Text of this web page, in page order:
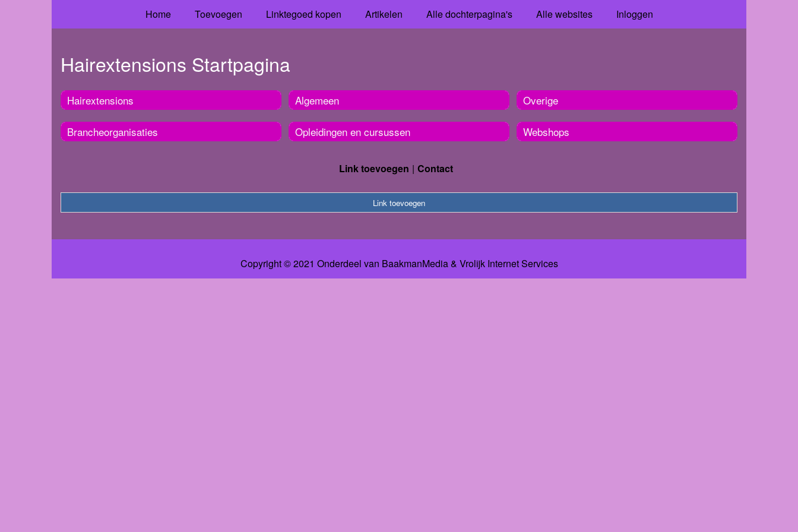
Home Toevoegen Linktegoed kopen Artikelen Alle dochterpagina's Alle websites Inloggen
Hairextensions Startpagina
Hairextensions
Brancheorganisaties
Algemeen
Opleidingen en cursussen
Overige
Webshops
Link toevoegen Contact
Link toevoegen
Copyright © 2021 Onderdeel van BaakmanMedia& Vrolijk Internet Services